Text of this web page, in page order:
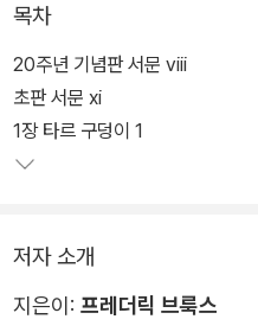
서 왜 개념적 일관성이 중요한지,
는 파일럿 시스템)이 실제로 얼마
데도 프로젝트 진행이 더뎌지는
년이 되었는데도 왜 여전히 만능
에도 우리를 괴롭히는 문제에 대
목차
20주년 기념판 서문 viii
초판 서문 xi
1장 타르 구덩이 1
저자 소개
지은이: 프레더릭 브룩스